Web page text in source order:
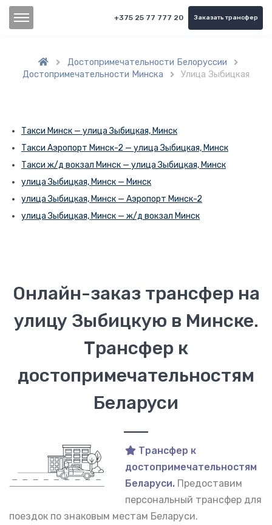
+375 25 77 777 20 Заказать трансфер
 Достопримечательности Белоруссии 
Достопримечательности Минска  Улица Зыбицкая
Такси Минск — улица Зыбицкая, Минск
Такси Аэропорт Минск-2 — улица Зыбицкая, Минск
Такси ж/д вокзал Минск — улица Зыбицкая, Минск
улица Зыбицкая, Минск — Минск
улица Зыбицкая, Минск — Аэропорт Минск-2
улица Зыбицкая, Минск — ж/д вокзал Минск
Онлайн-заказ трансфер на
улицу Зыбицкую в Минске.
Трансфер к
достопримечательностям
Беларуси
Трансфер к
достопримечательностям
Беларуси. Предоставим
персональный трансфер для
поездок по знаковым местам Беларуси.